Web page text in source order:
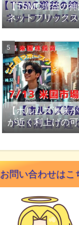
【TSMC増益の
ネットフリック
【ホルムズ海峡
が近く利上げの
お問い合わせはこ